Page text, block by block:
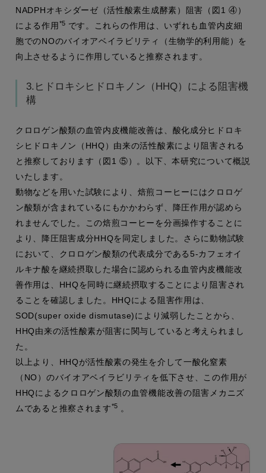
NADPHオキシダーゼ（活性酸素生成酵素）阻害（図1 ④）
による作用 *5 です。これらの作用は、いずれも血管内皮細
胞でのNOのバイオアベイラビリティ（生物学的利用能）を
向上させるように作用していると推察されます。
3.ヒドロキシヒドロキノン（HHQ）による阻害機
構
クロロゲン酸類の血管内皮機能改善は、酸化成分ヒドロキ
シヒドロキノン（HHQ）由来の活性酸素により阻害される
と推察しております（図1 ⑤）。以下、本研究について概説
いたします。
動物などを用いた試験により、焙煎コーヒーにはクロロゲ
ン酸類が含まれているにもかかわらず、降圧作用が認めら
れませんでした。この焙煎コーヒーを分画操作することに
より、降圧阻害成分HHQを同定しました。さらに動物試験
において、クロロゲン酸類の代表成分である5-カフェオイ
ルキナ酸を継続摂取した場合に認められる血管内皮機能改
善作用は、HHQを同時に継続摂取することにより阻害され
ることを確認しました。HHQによる阻害作用は、
SOD(super oxide dismutase)により減弱したことから、
HHQ由来の活性酸素が阻害に関与していると考えられまし
た。
以上より、HHQが活性酸素の発生を介して一酸化窒素
（NO）のバイオアベイラビリティを低下させ、この作用が
HHQによるクロロゲン酸類の血管機能改善の阻害メカニズ
ムであると推察されます*5 。